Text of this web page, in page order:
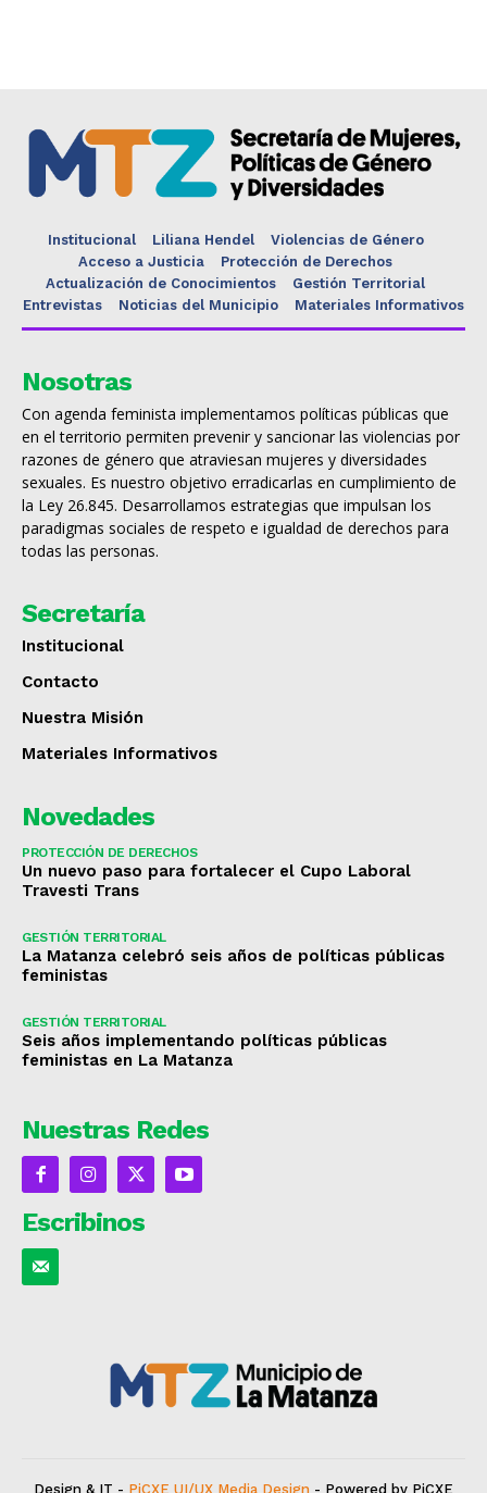
Institucional Liliana Hendel
Violencias de Género
Acceso a Justicia
Protección de Derechos
Actualización de Conocimientos
Gestión Territorial
Entrevistas
Noticias del Municipio Materiales Informativos
Nosotras
Con agenda feminista implementamos políticas públicas que
en el territorio permiten prevenir y sancionar las violencias por
razones de género que atraviesan mujeres y diversidades
sexuales. Es nuestro objetivo erradicarlas en cumplimiento de
la Ley 26.845. Desarrollamos estrategias que impulsan los
paradigmas sociales de respeto e igualdad de derechos para
todas las personas.
Secretaría
Institucional
Contacto
Nuestra Misión
Materiales Informativos
Novedades
PROTECCIÓN DE DERECHOS
Un nuevo paso para fortalecer el Cupo Laboral
Travesti Trans
GESTIÓN TERRITORIAL
La Matanza celebró seis años de políticas públicas
feministas
GESTIÓN TERRITORIAL
Seis años implementando políticas públicas
feministas en La Matanza
Nuestras Redes
Escribinos
Design & IT - PiCXE UI/UX Media Design - Powered by PiCXE